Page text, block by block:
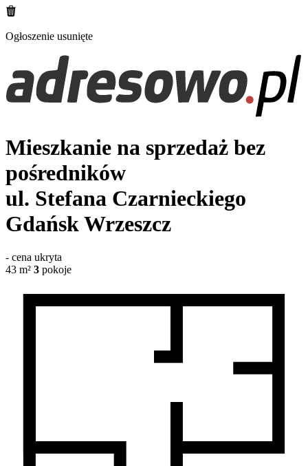
Ogłoszenie usunięte
Mieszkanie na sprzedaż bez
pośredników
ul. Stefana Czarnieckiego
Gdańsk Wrzeszcz
- cena ukryta
43 m² 3 pokoje